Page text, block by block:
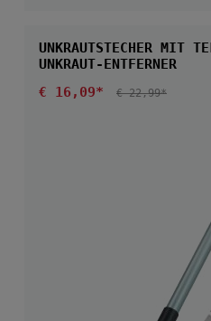
UNKRAUTSTECHER MIT
UNKRAUT-ENTFERNER
Verkaufspreis:
€ 16,09* REGULÄRER PREIS:
€ 22,99*